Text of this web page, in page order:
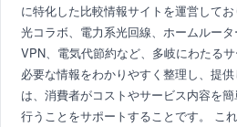
に特化した比較情報サイトを運営してお
光コラボ、電力系光回線、ホームルータ
VPN、電気代節約など、多岐にわたる
必要な情報をわかりやすく整理し、提
は、消費者がコストやサービス内容を
行うことをサポートすることです。 こ